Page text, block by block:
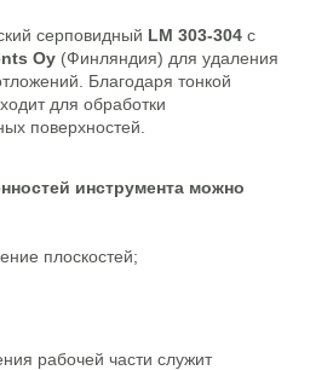
серповидный LM 303-304 с
Oy (Финляндия) для удаления
Благодаря тонкой
для обработки
поверхностей.
инструмента можно
плоскостей;
рабочей части служит